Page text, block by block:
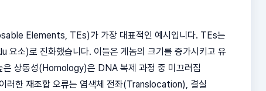
Elements, TEs)가 가장 대표적인 예시입니다. TEs는
소)로 진화했습니다. 이들은 게놈의 크기를 증가시키고 유
은 상동성(Homology)은 DNA 복제 과정 중 미끄러짐
한 재조합 오류는 염색체 전좌(Translocation), 결실